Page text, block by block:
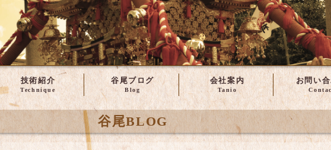
技術紹介 谷尾ブログ 会社案内 お問い
谷尾BLOG